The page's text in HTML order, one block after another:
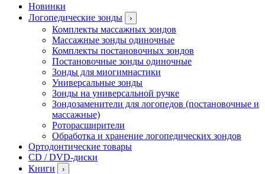
Новинки
Логопедические зонды
›
Комплекты массажных зондов
Массажные зонды одиночные
Комплекты постановочных зондов
Постановочные зонды одиночные
Зонды для миогимнастики
Универсальные зонды
Зонды на универсальной ручке
Зондозаменители для логопедов (постановочные и
массажные)
Роторасширители
Обработка и хранение логопедических зондов
Ортодонтические товары
CD / DVD-диски
Книги
›